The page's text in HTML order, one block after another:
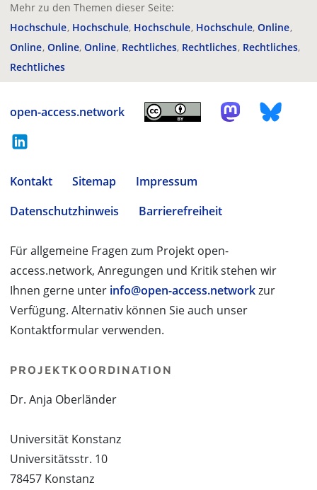
Mehr zu den Themen dieser Seite:
Hochschule Hochschule Hochschule Hochschule Online
Online Online Online Rechtliches Rechtliches Rechtliches
Rechtliches
open-access.network
Kontakt Sitemap
Impressum
Datenschutzhinweis
Barrierefreiheit
Für allgemeine Fragen zum Projekt open-
access.network, Anregungen und Kritik stehen wir
Ihnen gerne unter info@open-access.networkzur
Verfügung. Alternativ können Sie auch unser
Kontaktformular verwenden.
PROJEKTKOORDINATION
Dr. Anja Oberländer
Universität Konstanz
Universitätsstr. 10
78457 Konstanz